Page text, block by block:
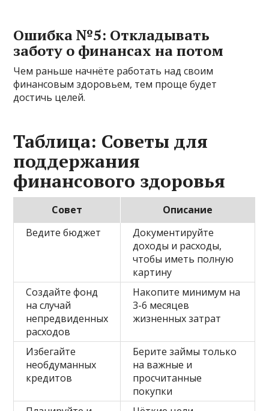
Ошибка №5: Откладывать
заботу о финансах на потом
Чем раньше начнёте работать над своим
финансовым здоровьем, тем проще будет
достичь целей.
Таблица: Советы для
поддержания
финансового здоровья
Совет
Описание
Ведите бюджет
Документируйте
доходы и расходы,
чтобы иметь полную
картину
Создайте фонд
на случай
непредвиденных
расходов
Накопите минимум на
3-6 месяцев
жизненных затрат
Избегайте
необдуманных
кредитов
Берите займы только
на важные и
просчитанные
покупки